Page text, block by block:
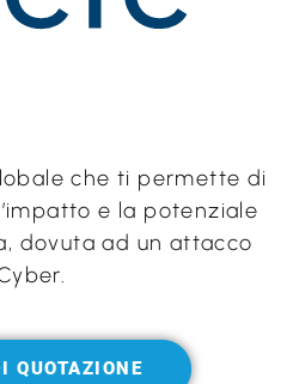
che ti permette di
e la potenziale
dovuta ad un attacco
QUOTAZIONE